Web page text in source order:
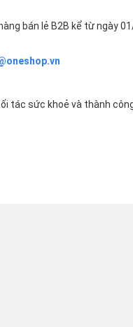
bán lẻ B2B kể từ ngày
tác sức khoẻ và thành